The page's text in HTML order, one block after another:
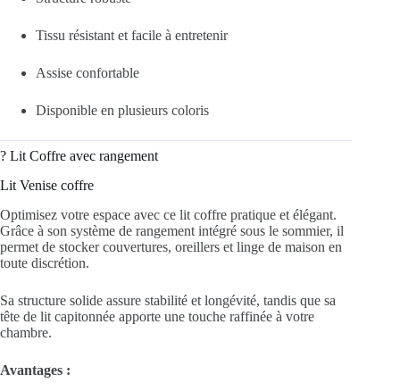
Tissu résistant et facile à entretenir
Assise confortable
Disponible en plusieurs coloris
?️ Lit Coffre avec rangement
Lit Venise coffre
Optimisez votre espace avec ce lit coffre pratique et élégant.
Grâce à son système de rangement intégré sous le sommier, il
permet de stocker couvertures, oreillers et linge de maison en
toute discrétion.
Sa structure solide assure stabilité et longévité, tandis que sa
tête de lit capitonnée apporte une touche raffinée à votre
chambre.
Avantages :